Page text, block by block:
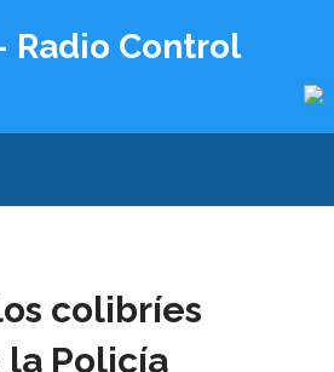
Radio Control
colibríes
la Policía